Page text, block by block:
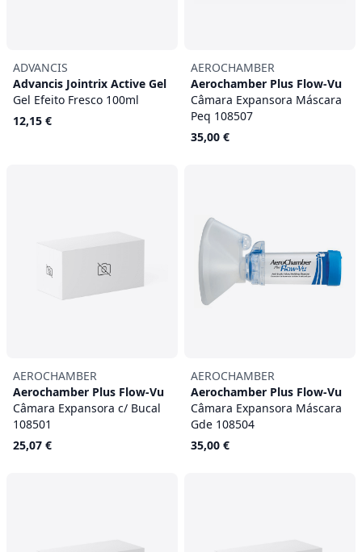
ADVANCIS
Advancis Jointrix Active Gel
Gel Efeito Fresco 100ml
12,15 €
AEROCHAMBER
Aerochamber Plus Flow-Vu
Câmara Expansora Máscara
Peq 108507
35,00 €
AEROCHAMBER
Aerochamber Plus Flow-Vu
Câmara Expansora c/ Bucal
108501
25,07 €
AEROCHAMBER
Aerochamber Plus Flow-Vu
Câmara Expansora Máscara
Gde 108504
35,00 €